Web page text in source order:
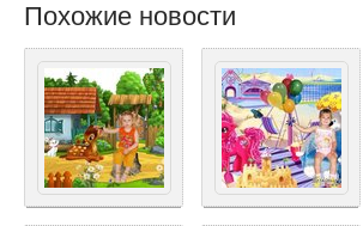
Похожие новости